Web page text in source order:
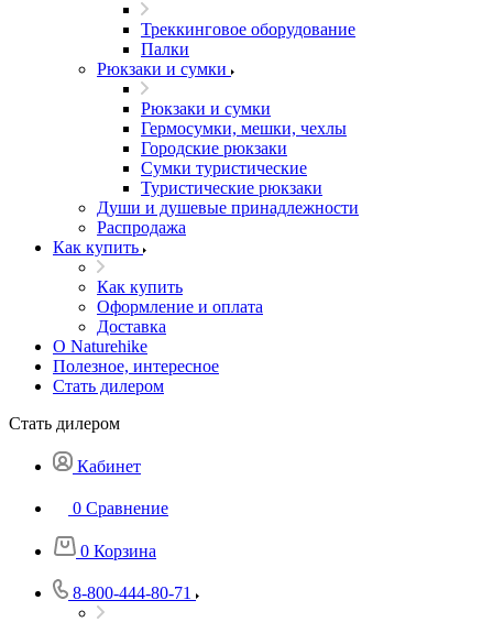
Треккинговое оборудование
Палки
Рюкзаки и сумки
Рюкзаки и сумки
Гермосумки, мешки, чехлы
Городские рюкзаки
Сумки туристические
Туристические рюкзаки
Души и душевые принадлежности
Распродажа
Как купить
Как купить
Оформление и оплата
Доставка
О Naturehike
Полезное, интересное
Стать дилером
Стать дилером
Кабинет
0 Сравнение
0 Корзина
8-800-444-80-71